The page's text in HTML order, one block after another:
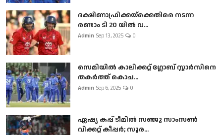
ദക്ഷിണാഫ്രിക്കയ്‌ക്കെതിരെ നടന്ന
രണ്ടാം ടി 20 യിൽ വ...
Admin Sep 13, 2025 0
സെമിയിൽ കാലിക്കറ്റ് ഗ്ലോബ് സ്റ്റാർസിനെ
തകർത്ത് കൊച...
Admin Sep 6, 2025 0
ഏഷ്യ കപ്പ് ടീമിൽ സഞ്ജു സാംസൺ
വിക്കറ്റ് കീപ്പർ; സൂര...